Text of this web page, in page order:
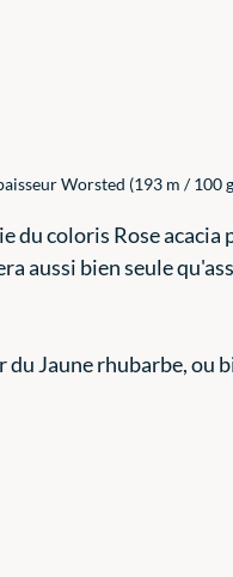
Worsted (193 m / 100
du coloris Rose acacia
aussi bien seule
du Jaune rhubarbe, ou